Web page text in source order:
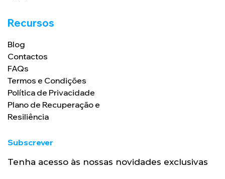
Recursos
Blog
Contactos
FAQs
Termos e Condições
Política de Privacidade
Plano de Recuperação e
Resiliência
Subscrever
Tenha acesso às nossas novidades exclusivas